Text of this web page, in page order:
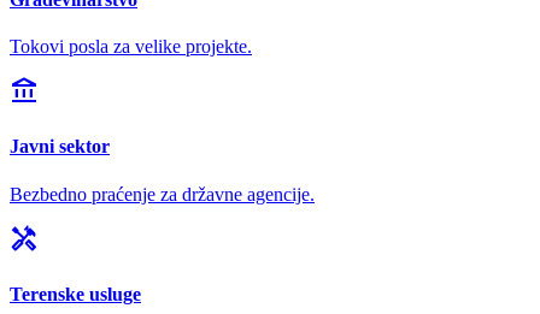
Tokovi posla za velike projekte.
account_balance
Javni sektor
Bezbedno praćenje za državne agencije.
handyman
Terenske usluge